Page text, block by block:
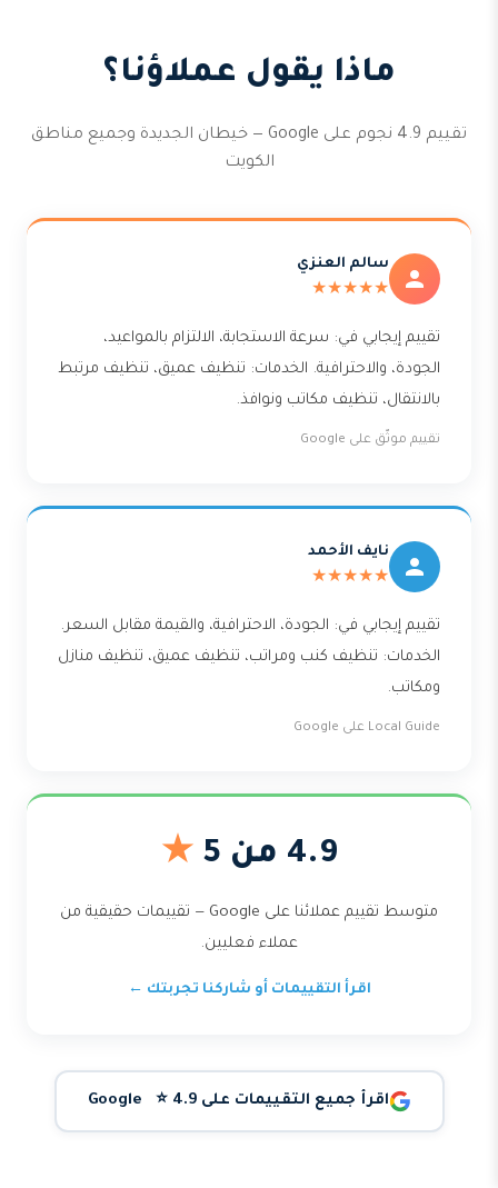
ماذا يقول عملاؤنا؟
تقييم 4.9 نجوم على Google — خيطان الجديدة وجميع مناطق
الكويت
سالم العنزي
★★★★★
تقييم إيجابي في: سرعة الاستجابة، الالتزام بالمواعيد،
الجودة، والاحترافية. الخدمات: تنظيف عميق، تنظيف مرتبط
بالانتقال، تنظيف مكاتب ونوافذ.
تقييم موثّق على Google
نايف الأحمد
★★★★★
تقييم إيجابي في: الجودة، الاحترافية، والقيمة مقابل السعر.
الخدمات: تنظيف كنب ومراتب، تنظيف عميق، تنظيف منازل
ومكاتب.
Local Guide على Google
4.9 من 5 ★
متوسط تقييم عملائنا على Google — تقييمات حقيقية من
عملاء فعليين.
اقرأ التقييمات أو شاركنا تجربتك ←
اقرأ جميع التقييمات على Google ⭐ 4.9